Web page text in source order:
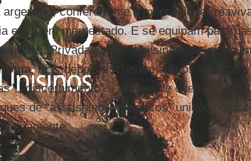
conferem-lhe o mérito de ter
estar em mau estado. E se equipam para
Privadamente, dão sinais de
Roma, mas depois escrevem artigos e cartas
“discernimento” e “cheiro de ovelhas”. Os
de “assassinos midiáticos” unidos contra